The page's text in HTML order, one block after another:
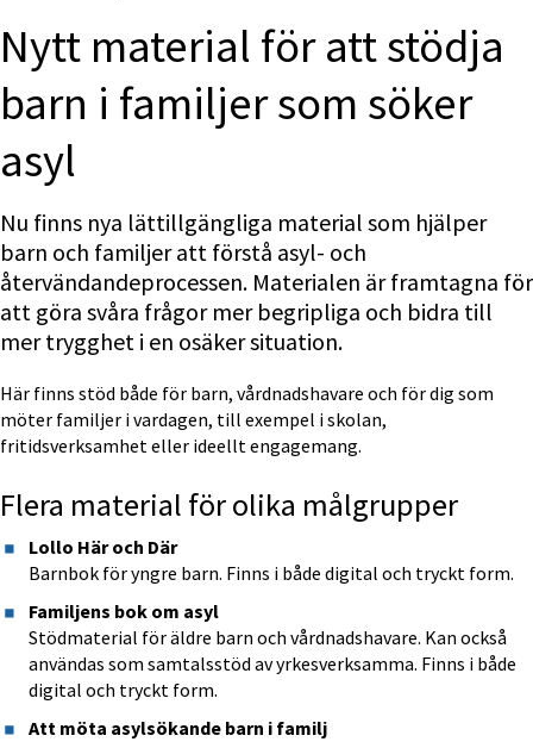
Nytt material för att stödja
barn i familjer som söker
asyl
Nu finns nya lättillgängliga material som hjälper
barn och familjer att förstå asyl- och
återvändandeprocessen. Materialen är framtagna för
att göra svåra frågor mer begripliga och bidra till
mer trygghet i en osäker situation.
Här finns stöd både för barn, vårdnadshavare och för dig som
möter familjer i vardagen, till exempel i skolan,
fritidsverksamhet eller ideellt engagemang.
Flera material för olika målgrupper
Lollo Här och Där
Barnbok för yngre barn. Finns i både digital och tryckt form.
Familjens bok om asyl
Stödmaterial för äldre barn och vårdnadshavare. Kan också
användas som samtalsstöd av yrkesverksamma. Finns i både
digital och tryckt form.
Att möta asylsökande barn i familj